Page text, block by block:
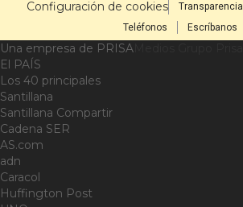
Configuración de cookies Transparencia
Teléfonos
Escríbanos
Una empresa de PRISA
El PAÍS
Los 40 principales
Santillana
Santillana Compartir
Cadena SER
AS.com
adn
Caracol
Huffington Post